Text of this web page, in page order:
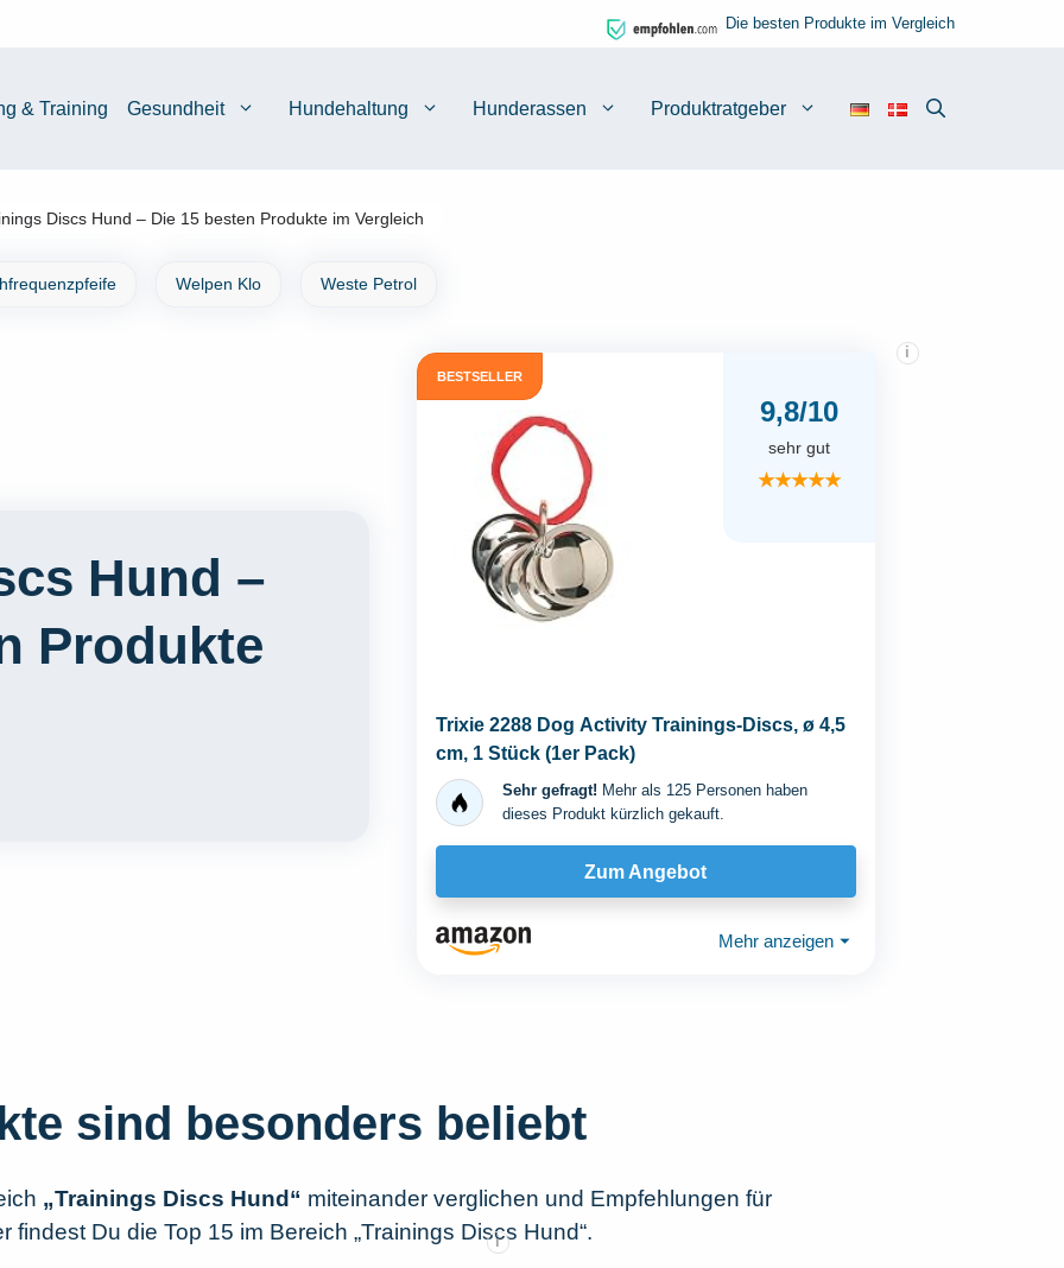
Die besten Produkte im Vergleich
& Training Gesundheit Hundehaltung Hunderassen Produktratgeber
Discs Hund – Die 15 besten Produkte im Vergleich
Welpen Klo Weste Petrol
Hund –
Produkte
BESTSELLER
9,8/10
i
sehr gut
★★★★★
Trixie 2288 Dog Activity Trainings-Discs, ø 4,5
cm, 1 Stück (1er Pack)
Sehr gefragt! Mehr als 125 Personen haben
dieses Produkt kürzlich gekauft.
Zum Angebot
Mehr anzeigen ⏷
sind besonders beliebt
„Trainings Discs Hund“ miteinander verglichen und Empfehlungen für
findest Du die Top 15 im Bereich „Trainings Discs Hund“.
i